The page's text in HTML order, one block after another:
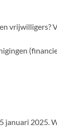
vrijwilligers?
2025.